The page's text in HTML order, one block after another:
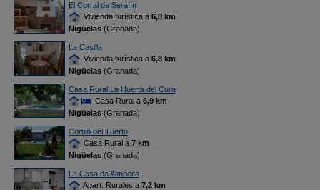
El Corral de Serafín
Vivienda turística a 6,8 km
Nigüelas(Granada)
La Casilla
Vivienda turística a 6,8 km
Nigüelas(Granada)
Casa Rural La Huerta del Cura
Casa Rural a 6,9 km
Nigüelas(Granada)
Cortijo del Tuerto
Casa Rural a 7 km
Nigüelas(Granada)
La Casa de Almócita
Apart. Rurales a 7,2 km